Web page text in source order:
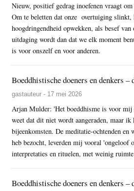
Nieuw, positief gedrag inoefenen vraagt
Om te beletten dat onze overtuiging slinkt,
hoogdringendheid opwekken, als besef
uitdaging wordt dan dat we elk moment
is voor onszelf en voor anderen.
Boeddhistische doeners en denkers –
gastauteur - 17 mei 2026
Arjan Mulder: 'Het boeddhisme is voor
weet dat dit niet wordt aangeraden, maar ik
bijeenkomsten. De meditatie-ochtenden en
heb bezocht, leverden mij vooral 'ongeloof
interpretaties en rituelen, met weinig
Boeddhistische doeners en denkers –